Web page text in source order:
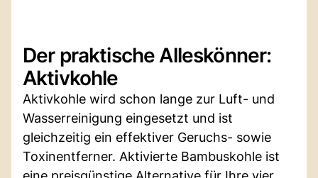
Der praktische Alleskönner:
Aktivkohle
Aktivkohle wird schon lange zur Luft- und
Wasserreinigung eingesetzt und ist
gleichzeitig ein effektiver Geruchs- sowie
Toxinentferner. Aktivierte Bambuskohle ist